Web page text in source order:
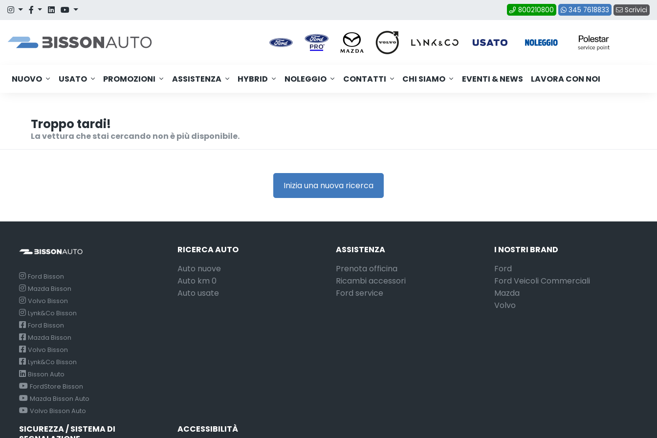
800210800 345 7618833 Scrivici
NUOVO USATO PROMOZIONI ASSISTENZA HYBRID NOLEGGIO CONTATTI CHI SIAMO EVENTI & NEWS LAVORA CON NOI
Troppo tardi!
La vettura che stai cercando non è più disponibile.
Inizia una nuova ricerca
Ford Bisson
Mazda Bisson
Volvo Bisson
Lynk&Co Bisson
Ford Bisson
Mazda Bisson
Volvo Bisson
Lynk&Co Bisson
Bisson Auto
FordStore Bisson
Mazda Bisson Auto
Volvo Bisson Auto
RICERCA AUTO
Auto nuove
Auto km 0
Auto usate
ASSISTENZA
Prenota officina
Ricambi accessori
Ford service
I NOSTRI BRAND
Ford
Ford Veicoli Commerciali
Mazda
Volvo
SICUREZZA / SISTEMA DI
ACCESSIBILITÀ